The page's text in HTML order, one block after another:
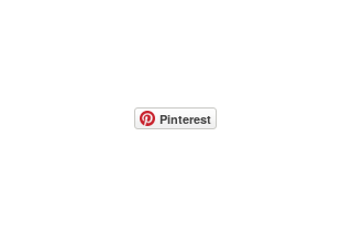
Pinterest